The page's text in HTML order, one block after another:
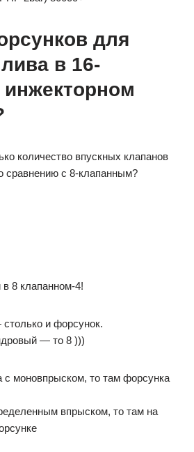
для
в 16-
количество впускных клапанов
сравнению с 8-клапанным?
8 клапанном-4!
и форсунок.
— то 8 )))
с моновпрыском, то там форсунка
впрыском, то там на